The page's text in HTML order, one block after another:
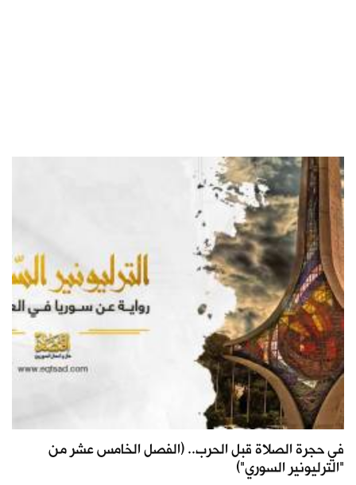
في حجرة الصلاة قبل الحرب.. (الفصل الخامس عشر من
"الترليونير السوري")